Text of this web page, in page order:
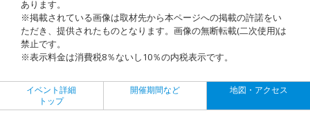
あります。
※掲載されている画像は取材先から本ページへの掲載の許諾をい
ただき、提供されたものとなります。画像の無断転載(二次使用)は
禁止です。
※表示料金は消費税8％ないし10％の内税表示です。
イベント詳細
トップ
開催期間など 地図・アクセス